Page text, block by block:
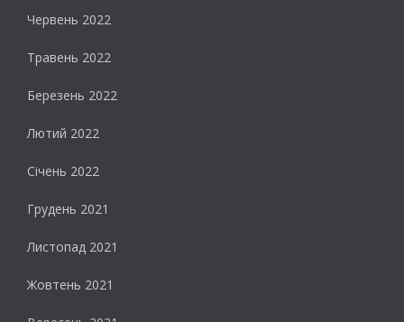
Червень 2022
Травень 2022
Березень 2022
Лютий 2022
Січень 2022
Грудень 2021
Листопад 2021
Жовтень 2021